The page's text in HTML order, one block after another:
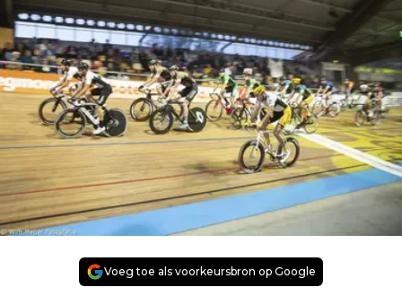
Voeg toe als voorkeursbron op Google